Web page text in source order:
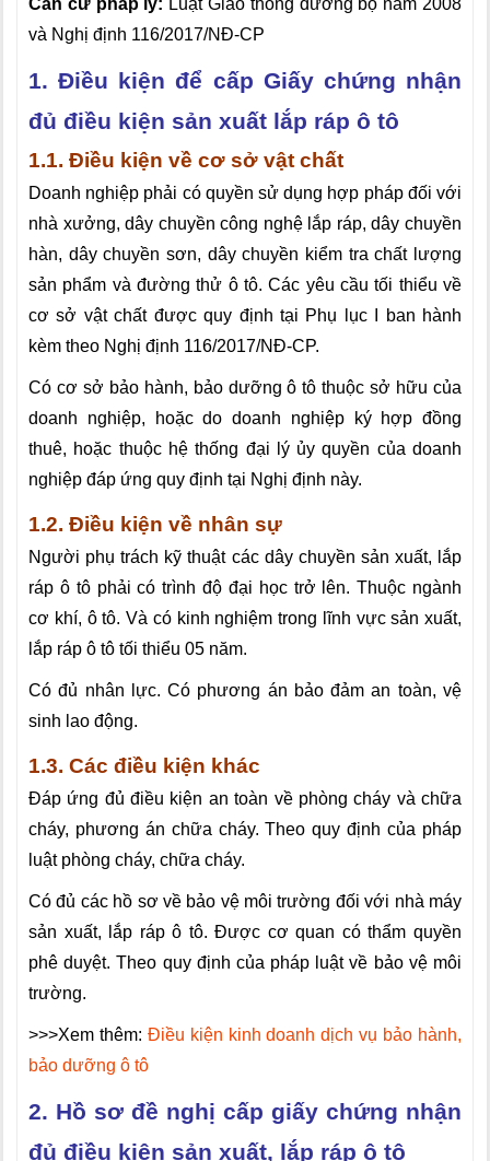
Căn cứ pháp lý: Luật Giao thông đường bộ năm 2008
và Nghị định 116/2017/NĐ-CP
1. Điều kiện để cấp Giấy chứng nhận
đủ điều kiện sản xuất lắp ráp ô tô
1.1. Điều kiện về cơ sở vật chất
Doanh nghiệp phải có quyền sử dụng hợp pháp đối với
nhà xưởng, dây chuyền công nghệ lắp ráp, dây chuyền
hàn, dây chuyền sơn, dây chuyền kiểm tra chất lượng
sản phẩm và đường thử ô tô. Các yêu cầu tối thiểu về
cơ sở vật chất được quy định tại Phụ lục I ban hành
kèm theo Nghị định 116/2017/NĐ-CP.
Có cơ sở bảo hành, bảo dưỡng ô tô thuộc sở hữu của
doanh nghiệp, hoặc do doanh nghiệp ký hợp đồng
thuê, hoặc thuộc hệ thống đại lý ủy quyền của doanh
nghiệp đáp ứng quy định tại Nghị định này.
1.2. Điều kiện về nhân sự
Người phụ trách kỹ thuật các dây chuyền sản xuất, lắp
ráp ô tô phải có trình độ đại học trở lên. Thuộc ngành
cơ khí, ô tô. Và có kinh nghiệm trong lĩnh vực sản xuất,
lắp ráp ô tô tối thiểu 05 năm.
Có đủ nhân lực. Có phương án bảo đảm an toàn, vệ
sinh lao động.
1.3. Các điều kiện khác
Đáp ứng đủ điều kiện an toàn về phòng cháy và chữa
cháy, phương án chữa cháy. Theo quy định của pháp
luật phòng cháy, chữa cháy.
Có đủ các hồ sơ về bảo vệ môi trường đối với nhà máy
sản xuất, lắp ráp ô tô. Được cơ quan có thẩm quyền
phê duyệt. Theo quy định của pháp luật về bảo vệ môi
trường.
>>>Xem thêm: Điều kiện kinh doanh dịch vụ bảo hành,
bảo dưỡng ô tô
2. Hồ sơ đề nghị cấp giấy chứng nhận
đủ điều kiện sản xuất, lắp ráp ô tô